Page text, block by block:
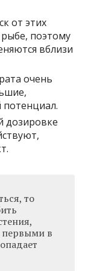
от этих
поэтому
вблизи
очень
дозировке
то
первыми в